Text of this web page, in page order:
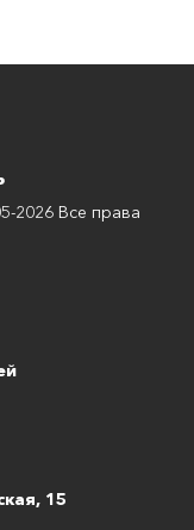
2026 Все права
15